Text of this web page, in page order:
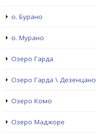
о. Бурано
о. Мурано
Озеро Гарда
Озеро Гарда \ Дезенцано
Озеро Комо
Озеро Маджоре